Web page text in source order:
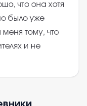
что она хотя
было уже
тому, что
и не